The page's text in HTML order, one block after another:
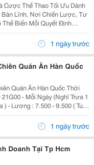
Cược Thể Thao Tối Ưu Dành
Lĩnh, Nơi Chiến Lược, Tư
Thể Biến Mỗi Quyết Định
Dội. Đây Không Chỉ Là
Yêu Thích Cá Cược, Mà Còn
1 ngày trước
Quán Ăn Hàn Quốc
Quán Ăn Hàn Quốc Thời
Trưa 1
Tuỳ
Chiên...
1 ngày trước
Doanh Tại Tp Hcm